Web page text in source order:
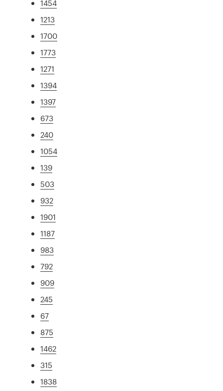
1454
1213
1700
1773
1271
1394
1397
673
240
1054
139
503
932
1901
1187
983
792
909
245
67
875
1462
315
1838